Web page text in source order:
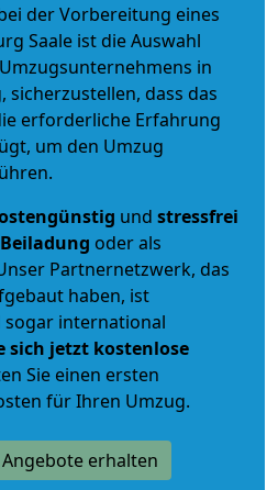
der Vorbereitung eines
Saale ist die Auswahl
Umzugsunternehmens in
sicherzustellen, dass das
erforderliche Erfahrung
um den Umzug
und stressfrei
Beiladung oder als
Partnernetzwerk, das
haben, ist
international
sich jetzt kostenlose
Sie einen ersten
für Ihren Umzug.
erhalten